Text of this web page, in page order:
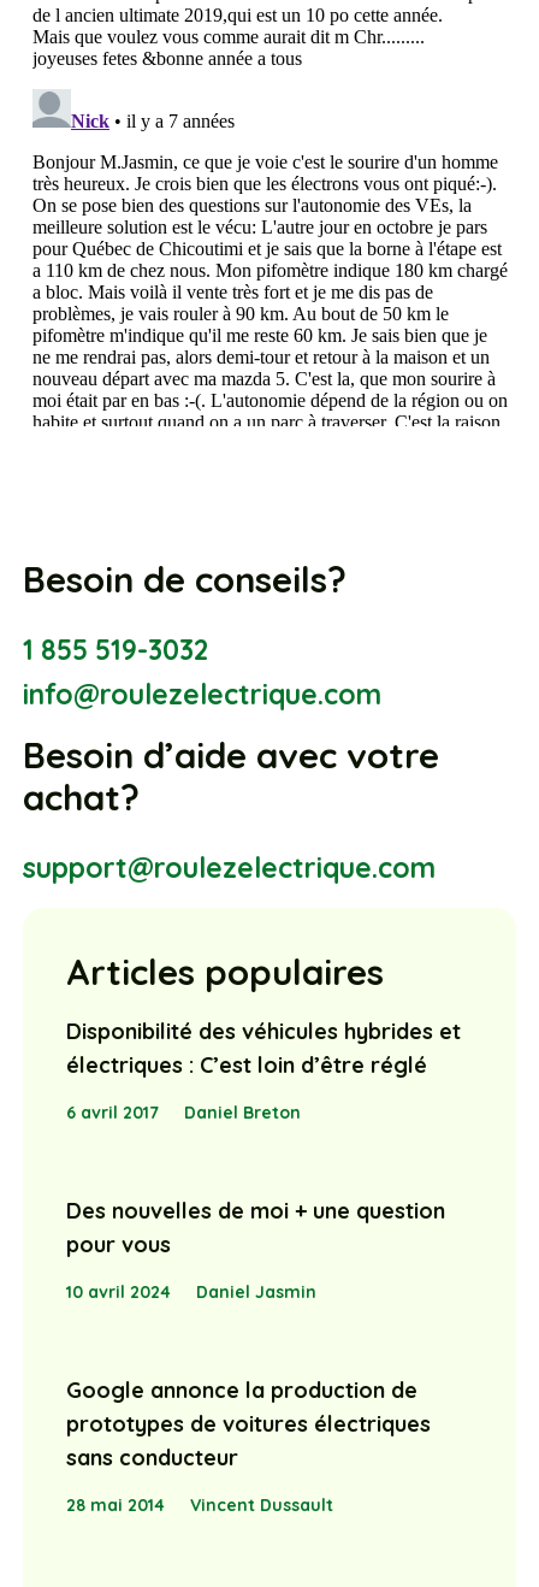
Besoin de conseils?
1 855 519-3032
info@roulezelectrique.com
Besoin d’aide avec votre
achat?
support@roulezelectrique.com
Articles populaires
Disponibilité des véhicules hybrides et
électriques : C’est loin d’être réglé
6 avril 2017 Daniel Breton
Des nouvelles de moi + une question
pour vous
10 avril 2024 Daniel Jasmin
Google annonce la production de
prototypes de voitures électriques
sans conducteur
28 mai 2014 Vincent Dussault